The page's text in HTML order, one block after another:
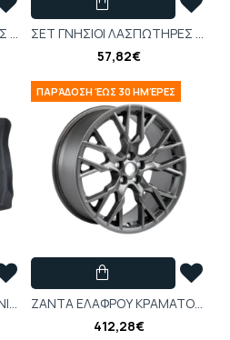
ΣΕΤ ΓΝΗΣΙΟΙ ΛΑΣΠΩΤΗΡΕΣ ΠΙΣΩ FORD TRANSIT 2006-2014-1146765
ΣΕΤ ΓΝΗΣΙΟΙ ΛΑΣΠΩΤΗΡΕΣ ΕΜΠΡΟΣ FORD TRANSIT 2006-2014-1146767
57,82€
ΓΝΗΣΙΑ ΠΑΤΑΚΙΑ ΛΑΣΤΙΧΕΝΙΑ ΕΜΠΡΟΣ FORD KA CDU 2016-2019-2196366
ΠΑΡΆΔΟΣΗ ΈΩΣ 30 ΗΜΈΡΕΣ
ΖΑΝΤΑ ΕΛΑΦΡΟΥ ΚΡΑΜΑΤΟΣ 19" 5 x 2 ΑΚΤΙΝΩΝ ΣΕ ΣΧΗΜΑ, ΜΕ ΦΙΝΙΡΙΣΜΑ Magnetite - 2527408
412,28€